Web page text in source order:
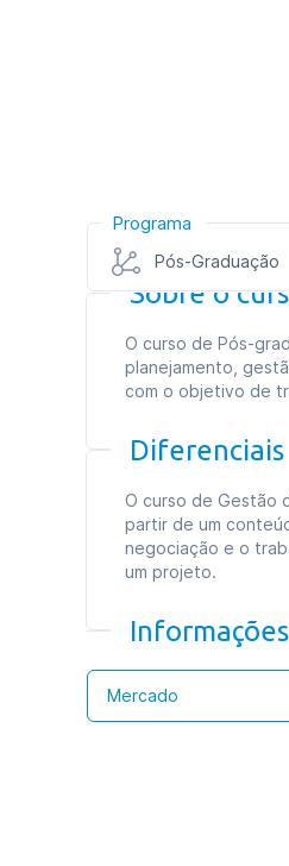
Programa
Pós-Graduação
Sobre o
O curso de Pós-
planejamento,
com o objetivo de
Diferenciais
O curso de Gestão
partir de um
negociação e o
um projeto.
Mercado